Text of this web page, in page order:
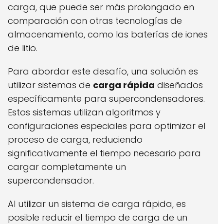
carga, que puede ser más prolongado en
comparación con otras tecnologías de
almacenamiento, como las baterías de iones
de litio.
Para abordar este desafío, una solución es
utilizar sistemas de carga rápida diseñados
específicamente para supercondensadores.
Estos sistemas utilizan algoritmos y
configuraciones especiales para optimizar el
proceso de carga, reduciendo
significativamente el tiempo necesario para
cargar completamente un
supercondensador.
Al utilizar un sistema de carga rápida, es
posible reducir el tiempo de carga de un